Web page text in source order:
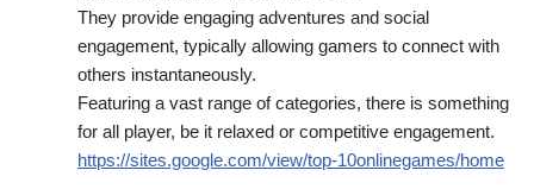
They provide engaging adventures and social
engagement, typically allowing gamers to connect with
others instantaneously.
Featuring a vast range of categories, there is something
for all player, be it relaxed or competitive engagement.
https://sites.google.com/view/top-10onlinegames/home